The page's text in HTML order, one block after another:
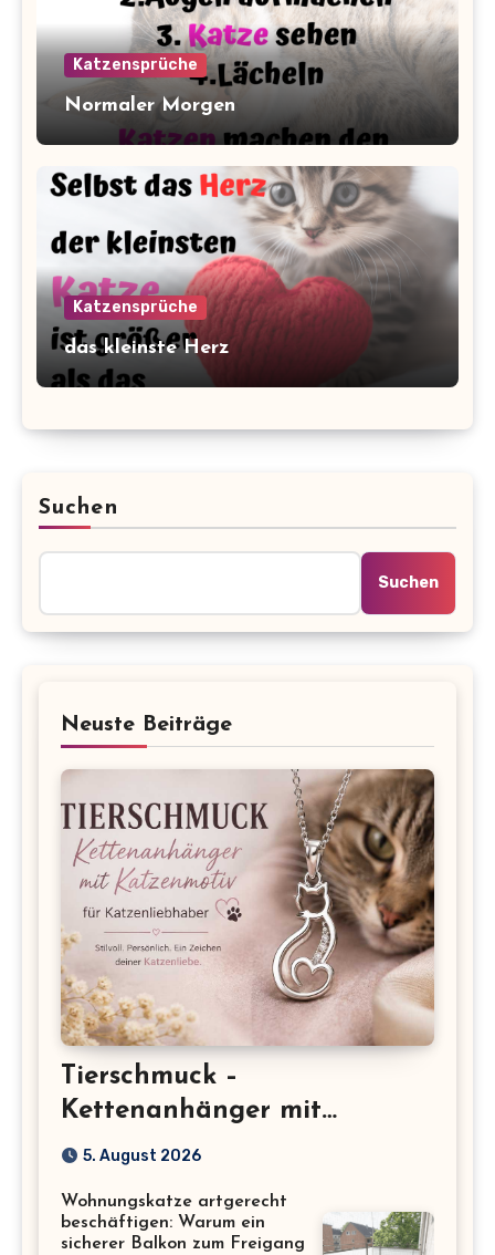
Katzensprüche
Normaler Morgen
Katzensprüche
das kleinste Herz
Suchen
Suchen
Neuste Beiträge
Tierschmuck –
Kettenanhänger mit
Katzenmotiv für
5. August 2026
Wohnungskatze artgerecht
beschäftigen: Warum ein
sicherer Balkon zum Freigang